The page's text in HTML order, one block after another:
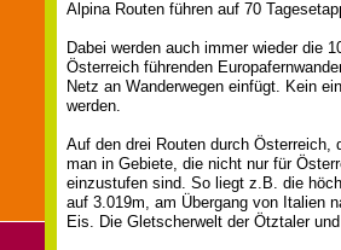
Alpina Routen führen auf 70
Dabei werden auch immer wieder die
Österreich führenden
Netz an Wanderwegen einfügt. Kein
werden.
Auf den drei Routen durch Österreich,
man in Gebiete, die nicht nur für
einzustufen sind. So liegt z.B. die
auf 3.019m, am Übergang von Italien
Eis. Die Gletscherwelt der Ötztaler